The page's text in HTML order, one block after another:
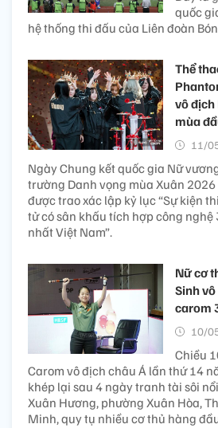
quốc
hệ thống thi đấu của Liên đoàn
Thể
vô
mùa
11/
Ngày Chung kết quốc gia Nữ
trường Danh vọng mùa Xuân
được trao xác lập kỷ lục “Sự kiện
tử có sân khấu tích hợp công
nhất Việt Nam”.
Nữ cơ
Sinh
carom
10/
Chiều
Carom vô địch châu Á lần thứ 14
khép lại sau 4 ngày tranh tài sôi
Xuân Hương, phường Xuân Hòa,
Minh, quy tụ nhiều cơ thủ hàng